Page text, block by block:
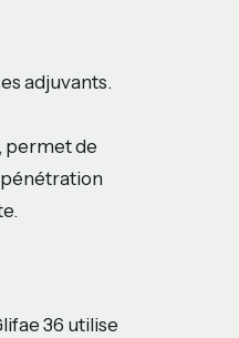
adjuvants.
permet de
36 utilise